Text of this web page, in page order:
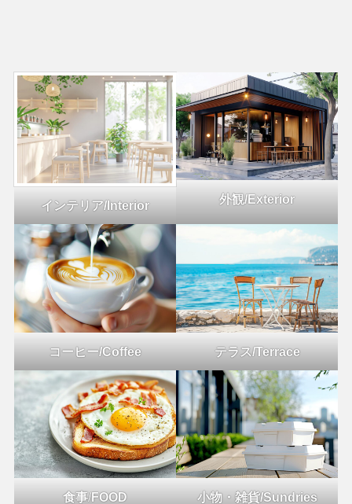
インテリア/Interior 外観/Exterior
コーヒー/Coffee テラス/Terrace
食事/FOOD 小物・雑貨/Sundries